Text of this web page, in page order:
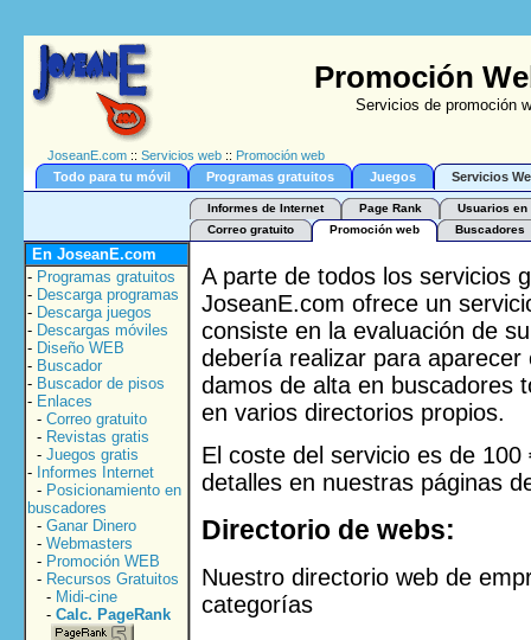
Promoción
Servicios de promoción
JoseanE.com :: Servicios web :: Promoción web
Todo para tu móvil
Programas gratuitos Juegos Servicios
Informes de Internet Page Rank
Usuarios en
Correo gratuito
Promoción web Buscadores
En JoseanE.com
- Programas gratuitos
- Descarga programas
- Descarga juegos
- Descargas móviles
- Diseño WEB
- Buscador
- Buscador de pisos
- Enlaces
- Correo gratuito
- Revistas gratis
- Juegos gratis
- Informes Internet
- Posicionamiento en
buscadores
- Ganar Dinero
- Webmasters
- Promoción WEB
- Recursos Gratuitos
- Midi-cine
- Calc. PageRank
A parte de todos los servicios
JoseanE.com ofrece un
consiste en la evaluación de
debería realizar para
damos de alta en buscadores
en varios directorios propios.
El coste del servicio es de
detalles en nuestras páginas
Directorio de webs:
Nuestro directorio web de
categorías